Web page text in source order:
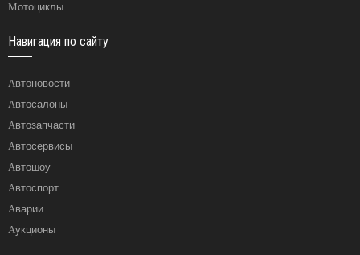
Мотоциклы
Навигация по сайту
Автоновости
Автосалоны
Автозапчасти
Автосервисы
Автошоу
Автоспорт
Аварии
Аукционы